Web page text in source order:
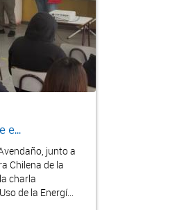
e...
junto a
Chilena de la
charla
de la Energí...